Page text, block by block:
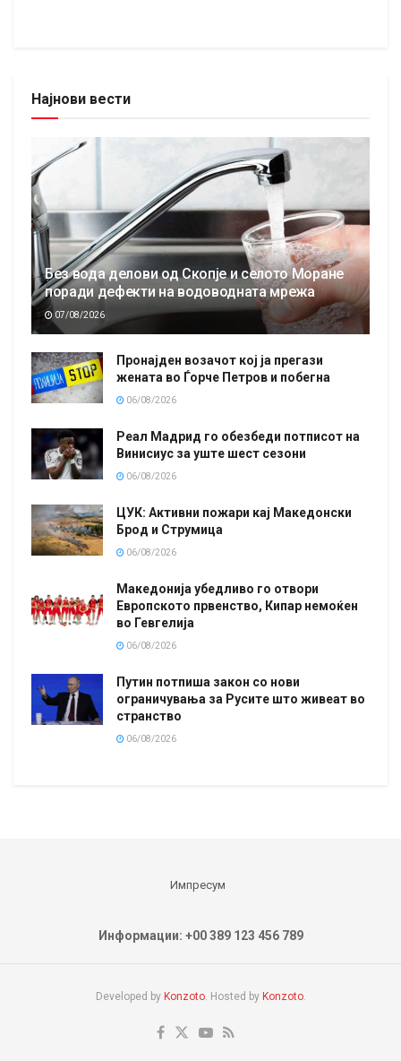
Најнови вести
Без вода делови од Скопје и селото Моране
поради дефекти на водоводната мрежа
07/08/2026
Пронајден возачот кој ја прегази
жената во Ѓорче Петров и побегна
06/08/2026
Реал Мадрид го обезбеди потписот на
Винисиус за уште шест сезони
06/08/2026
ЦУК: Активни пожари кај Македонски
Брод и Струмица
06/08/2026
Македонија убедливо го отвори
Европското првенство, Кипар немоќен
во Гевгелија
06/08/2026
Путин потпиша закон со нови
ограничувања за Русите што живеат во
странство
06/08/2026
Импресум
Информации: +00 389 123 456 789
Developed by Konzoto. Hosted by Konzoto.